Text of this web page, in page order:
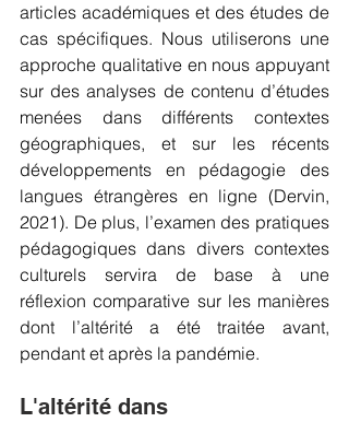
articles académiques et des études de
cas spécifiques. Nous utiliserons une
approche qualitative en nous appuyant
sur des analyses de contenu d’études
menées dans différents contextes
géographiques, et sur les récents
développements en pédagogie des
langues étrangères en ligne (Dervin,
2021). De plus, l’examen des pratiques
pédagogiques dans divers contextes
culturels servira de base à une
réflexion comparative sur les manières
dont l’altérité a été traitée avant,
pendant et après la pandémie.
L'altérité dans